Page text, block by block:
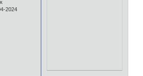
2024